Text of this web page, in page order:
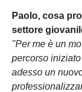
Paolo, cosa
settore
"Per me è un
percorso
adesso un